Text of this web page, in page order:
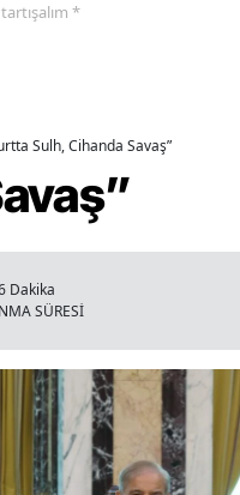
*
Sulh, Cihanda Savaş”
Dakika
SÜRESİ